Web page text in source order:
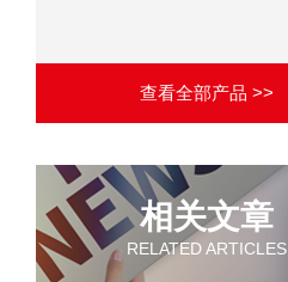
查看全部产品 >>
相关文章
RELATED ARTICLES